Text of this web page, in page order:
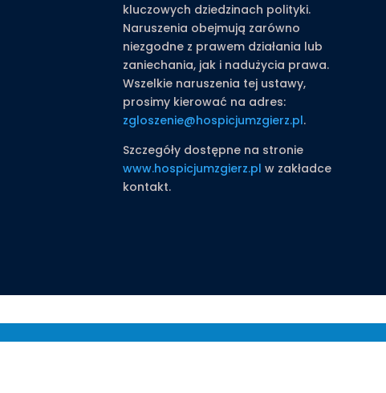
kluczowych dziedzinach polityki.
Naruszenia obejmują zarówno
niezgodne z prawem działania lub
zaniechania, jak i nadużycia prawa.
Wszelkie naruszenia tej ustawy,
prosimy kierować na adres:
zgloszenie@hospicjumzgierz.pl.
Szczegóły dostępne na stronie
www.hospicjumzgierz.pl w zakładce
kontakt.